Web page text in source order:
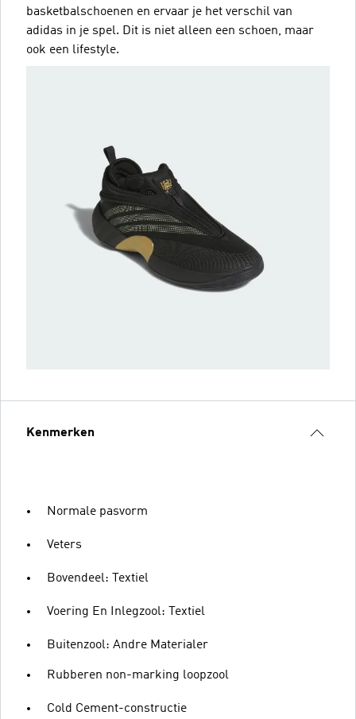
basketbalschoenen en ervaar je het verschil van
adidas in je spel. Dit is niet alleen een schoen, maar
ook een lifestyle.
Kenmerken
Normale pasvorm
Veters
Bovendeel: Textiel
Voering En Inlegzool: Textiel
Buitenzool: Andre Materialer
Rubberen non-marking loopzool
Cold Cement-constructie